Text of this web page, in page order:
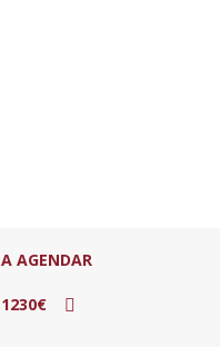
A AGENDAR
1230€